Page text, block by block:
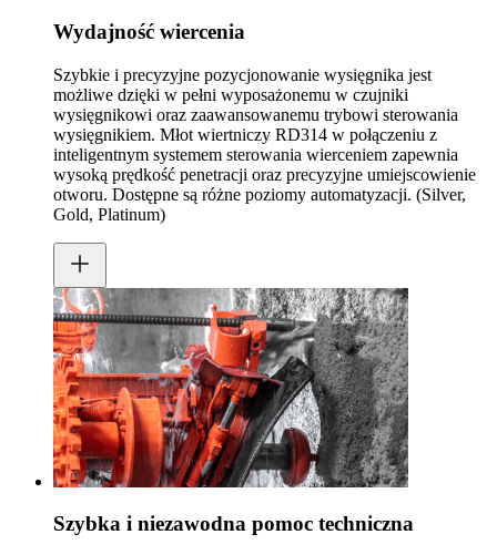
Wydajność wiercenia
Szybkie i precyzyjne pozycjonowanie wysięgnika jest
możliwe dzięki w pełni wyposażonemu w czujniki
wysięgnikowi oraz zaawansowanemu trybowi sterowania
wysięgnikiem. Młot wiertniczy RD314 w połączeniu z
inteligentnym systemem sterowania wierceniem zapewnia
wysoką prędkość penetracji oraz precyzyjne umiejscowienie
otworu. Dostępne są różne poziomy automatyzacji. (Silver,
Gold, Platinum)
Szybka i niezawodna pomoc techniczna